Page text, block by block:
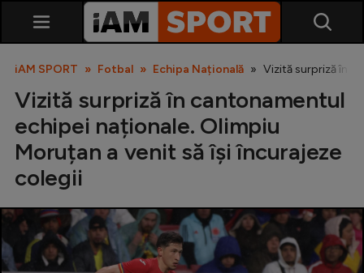
SuperLiga
Liga 2
iAM SPORT Fotbal Echipa Națională Vizită surpriză în
Vizită surpriză în cantonamentul
echipei naționale. Olimpiu
Moruțan a venit să își încurajeze
colegii